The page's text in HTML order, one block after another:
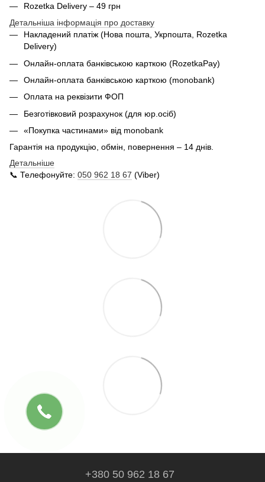
Rozetka Delivery – 49 грн
Детальніша інформація про доставку
Накладений платіж (Нова пошта, Укрпошта, Rozetka
Delivery)
Онлайн-оплата банківською карткою (RozetkaPay)
Онлайн-оплата банківською карткою (monobank)
Оплата на реквізити ФОП
Безготівковий розрахунок (для юр.осіб)
«Покупка частинами» від monobank
Гарантія на продукцію, обмін, повернення – 14 днів.
Детальніше
📞 Телефонуйте: 050 962 18 67 (Viber)
+380 50 962 18 67